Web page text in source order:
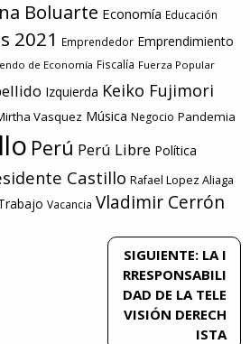
Boluarte Economía Educación
2021 Emprendedor Emprendimiento
de Economía Fiscalía Fuerza Popular
Izquierda Keiko Fujimori
Vasquez Música Negocio Pandemia
Perú Perú Libre Política
Castillo Rafael Lopez Aliaga
Vacancia Vladimir Cerrón
SIGUIENTE: LA I
RRESPONSABILI
DAD DE LA TELE
VISIÓN DERECH
ISTA